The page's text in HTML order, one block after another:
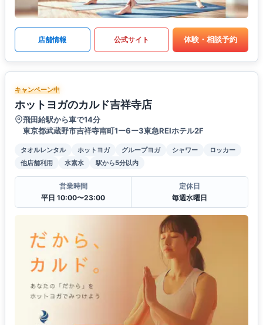
店舗情報 公式サイト 体験・相談予約
キャンペーン中
ホットヨガのカルド吉祥寺店
飛田給駅から車で14分
東京都武蔵野市吉祥寺南町1ー6ー3東急REIホテル2F
タオルレンタル ホットヨガ グループヨガ シャワー
ロッカー
他店舗利用
水素水 駅から5分以内
営業時間
平日 10:00〜23:00
定休日
毎週水曜日